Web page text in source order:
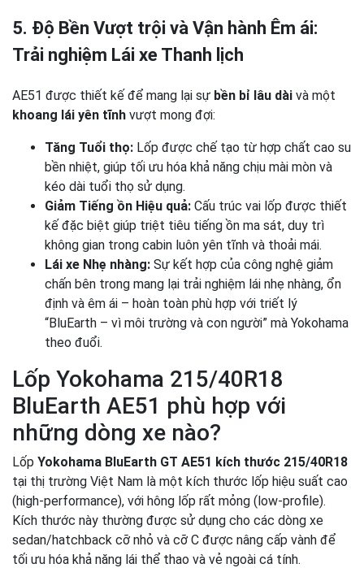
5. Độ Bền Vượt trội và Vận hành Êm ái:
Trải nghiệm Lái xe Thanh lịch
AE51 được thiết kế để mang lại sự bền bỉ lâu dài và một
khoang lái yên tĩnh vượt mong đợi:
Tăng Tuổi thọ: Lốp được chế tạo từ hợp chất cao su
bền nhiệt, giúp tối ưu hóa khả năng chịu mài mòn và
kéo dài tuổi thọ sử dụng.
Giảm Tiếng ồn Hiệu quả: Cấu trúc vai lốp được thiết
kế đặc biệt giúp triệt tiêu tiếng ồn ma sát, duy trì
không gian trong cabin luôn yên tĩnh và thoải mái.
Lái xe Nhẹ nhàng: Sự kết hợp của công nghệ giảm
chấn bên trong mang lại trải nghiệm lái nhẹ nhàng, ổn
định và êm ái – hoàn toàn phù hợp với triết lý
“BluEarth – vì môi trường và con người” mà Yokohama
theo đuổi.
Lốp Yokohama 215/40R18
BluEarth AE51 phù hợp với
những dòng xe nào?
Lốp Yokohama BluEarth GT AE51 kích thước 215/40R18
tại thị trường Việt Nam là một kích thước lốp hiệu suất cao
(high-performance), với hông lốp rất mỏng (low-profile).
Kích thước này thường được sử dụng cho các dòng xe
sedan/hatchback cỡ nhỏ và cỡ C được nâng cấp vành để
tối ưu hóa khả năng lái thể thao và vẻ ngoài cá tính.